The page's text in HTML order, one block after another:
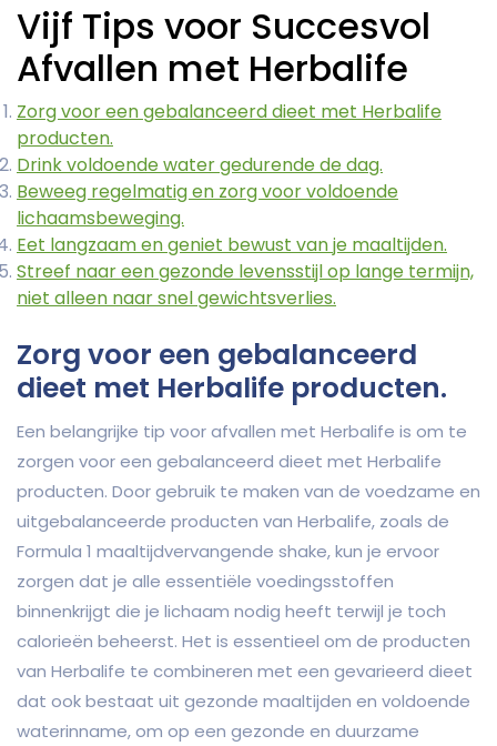
Vijf Tips voor Succesvol
Afvallen met Herbalife
Zorg voor een gebalanceerd dieet met Herbalife
producten.
Drink voldoende water gedurende de dag.
Beweeg regelmatig en zorg voor voldoende
lichaamsbeweging.
Eet langzaam en geniet bewust van je maaltijden.
Streef naar een gezonde levensstijl op lange termijn,
niet alleen naar snel gewichtsverlies.
Zorg voor een gebalanceerd
dieet met Herbalife producten.
Een belangrijke tip voor afvallen met Herbalife is om te
zorgen voor een gebalanceerd dieet met Herbalife
producten. Door gebruik te maken van de voedzame en
uitgebalanceerde producten van Herbalife, zoals de
Formula 1 maaltijdvervangende shake, kun je ervoor
zorgen dat je alle essentiële voedingsstoffen
binnenkrijgt die je lichaam nodig heeft terwijl je toch
calorieën beheerst. Het is essentieel om de producten
van Herbalife te combineren met een gevarieerd dieet
dat ook bestaat uit gezonde maaltijden en voldoende
waterinname, om op een gezonde en duurzame